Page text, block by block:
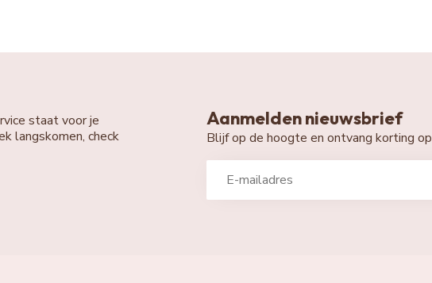
staat voor je
langskomen, check
Aanmelden nieuwsbrief
Blijf op de hoogte en ontvang korting